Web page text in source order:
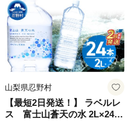
小分け お土産 お取り寄せ グ
ルメ 福岡 九州 福岡県 国産
日本 ふかむし茶 ふかむし 家
庭用 自宅用 ちゃ りょくちゃ
ふかむしちゃ 急須 甘み 川崎
町 送料無料
山梨県忍野村
【最短2日発送！】 ラベルレ
ス 富士山蒼天の水 2L×24本